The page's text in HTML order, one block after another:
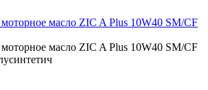
масло ZIC A Plus 10W40 SM/CF
масло ZIC A Plus 10W40 SM/CF